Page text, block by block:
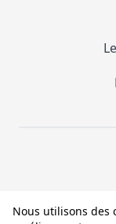
Nous utilisons des